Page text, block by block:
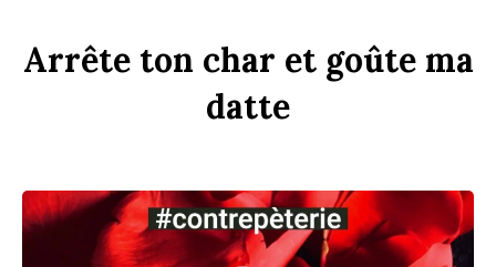
Arrête ton char et goûte ma
datte